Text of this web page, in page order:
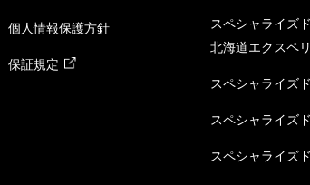
個人情報保護方針
保証規定
スペシャライズド
北海道エクスペ
スペシャライズ
スペシャライズ
スペシャライズ